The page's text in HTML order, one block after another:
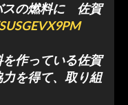
スの燃料に 佐賀
作っている佐賀
を得て、取り組